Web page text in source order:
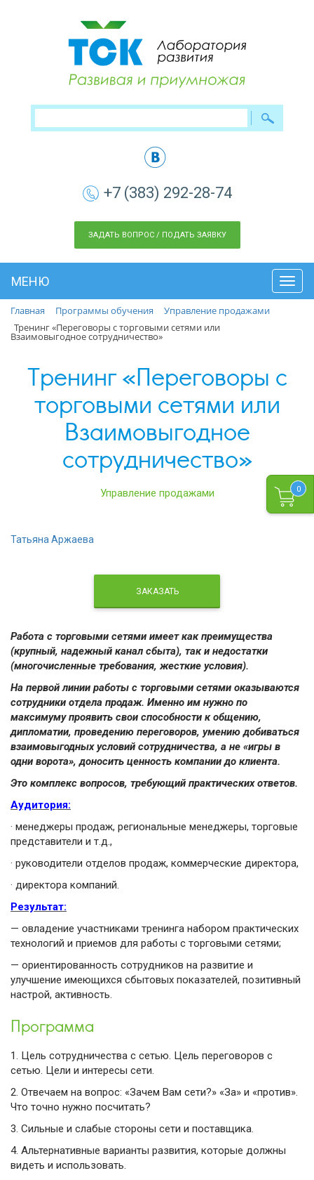
0
+7 (383) 292-28-74
ЗАДАТЬ ВОПРОС / ПОДАТЬ ЗАЯВКУ
МЕНЮ
Главная
Программы обучения
Управление продажами
Тренинг «Переговоры с торговыми сетями или
Взаимовыгодное сотрудничество»
Тренинг «Переговоры с
торговыми сетями или
Взаимовыгодное
сотрудничество»
Управление продажами
Татьяна Аржаева
ЗАКАЗАТЬ
Работа с торговыми сетями имеет как преимущества
(крупный, надежный канал сбыта), так и недостатки
(многочисленные требования, жесткие условия).
На первой линии работы с торговыми сетями оказываются
сотрудники отдела продаж. Именно им нужно по
максимуму проявить свои способности к общению,
дипломатии, проведению переговоров, умению добиваться
взаимовыгодных условий сотрудничества, а не «игры в
одни ворота», доносить ценность компании до клиента.
Это комплекс вопросов, требующий практических ответов.
Аудитория:
· менеджеры продаж, региональные менеджеры, торговые
представители и т.д.,
· руководители отделов продаж, коммерческие директора,
· директора компаний.
Результат:
— овладение участниками тренинга набором практических
технологий и приемов для работы с торговыми сетями;
— ориентированность сотрудников на развитие и
улучшение имеющихся сбытовых показателей, позитивный
настрой, активность.
Программа
1. Цель сотрудничества с сетью. Цель переговоров с
сетью. Цели и интересы сети.
2. Отвечаем на вопрос: «Зачем Вам сети?» «За» и «против».
Что точно нужно посчитать?
3. Сильные и слабые стороны сети и поставщика.
4. Альтернативные варианты развития, которые должны
видеть и использовать.